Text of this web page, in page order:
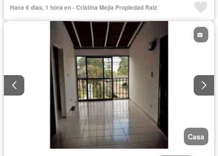
Hace 6 días, 1 hora en - Cristina Mejía Propiedad Raiz
Casa